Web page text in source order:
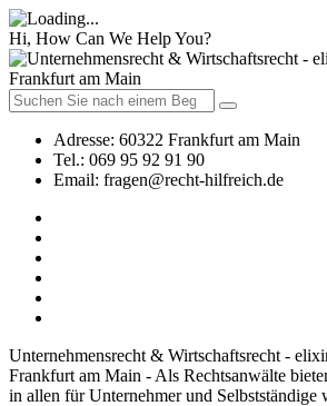
Hi, How Can We Help You?
Adresse: 60322 Frankfurt am Main
Tel.: 069 95 92 91 90
Email: fragen@recht-hilfreich.de
Unternehmensrecht & Wirtschaftsrecht -
Frankfurt am Main - Als Rechtsanwälte
in allen für Unternehmer und Selbstständige